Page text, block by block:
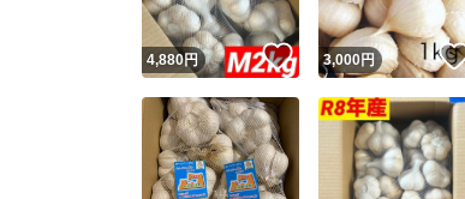
4,880円 いいね！
3,000円